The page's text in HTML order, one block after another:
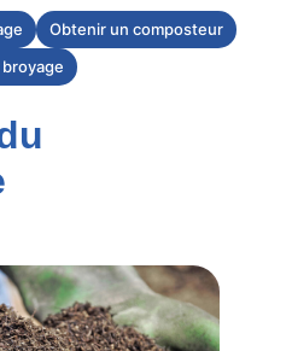
Obtenir un composteur
broyage